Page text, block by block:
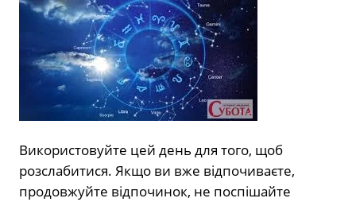
Використовуйте цей день для того, щоб
розслабитися. Якщо ви вже відпочиваєте,
продовжуйте відпочинок, не поспішайте